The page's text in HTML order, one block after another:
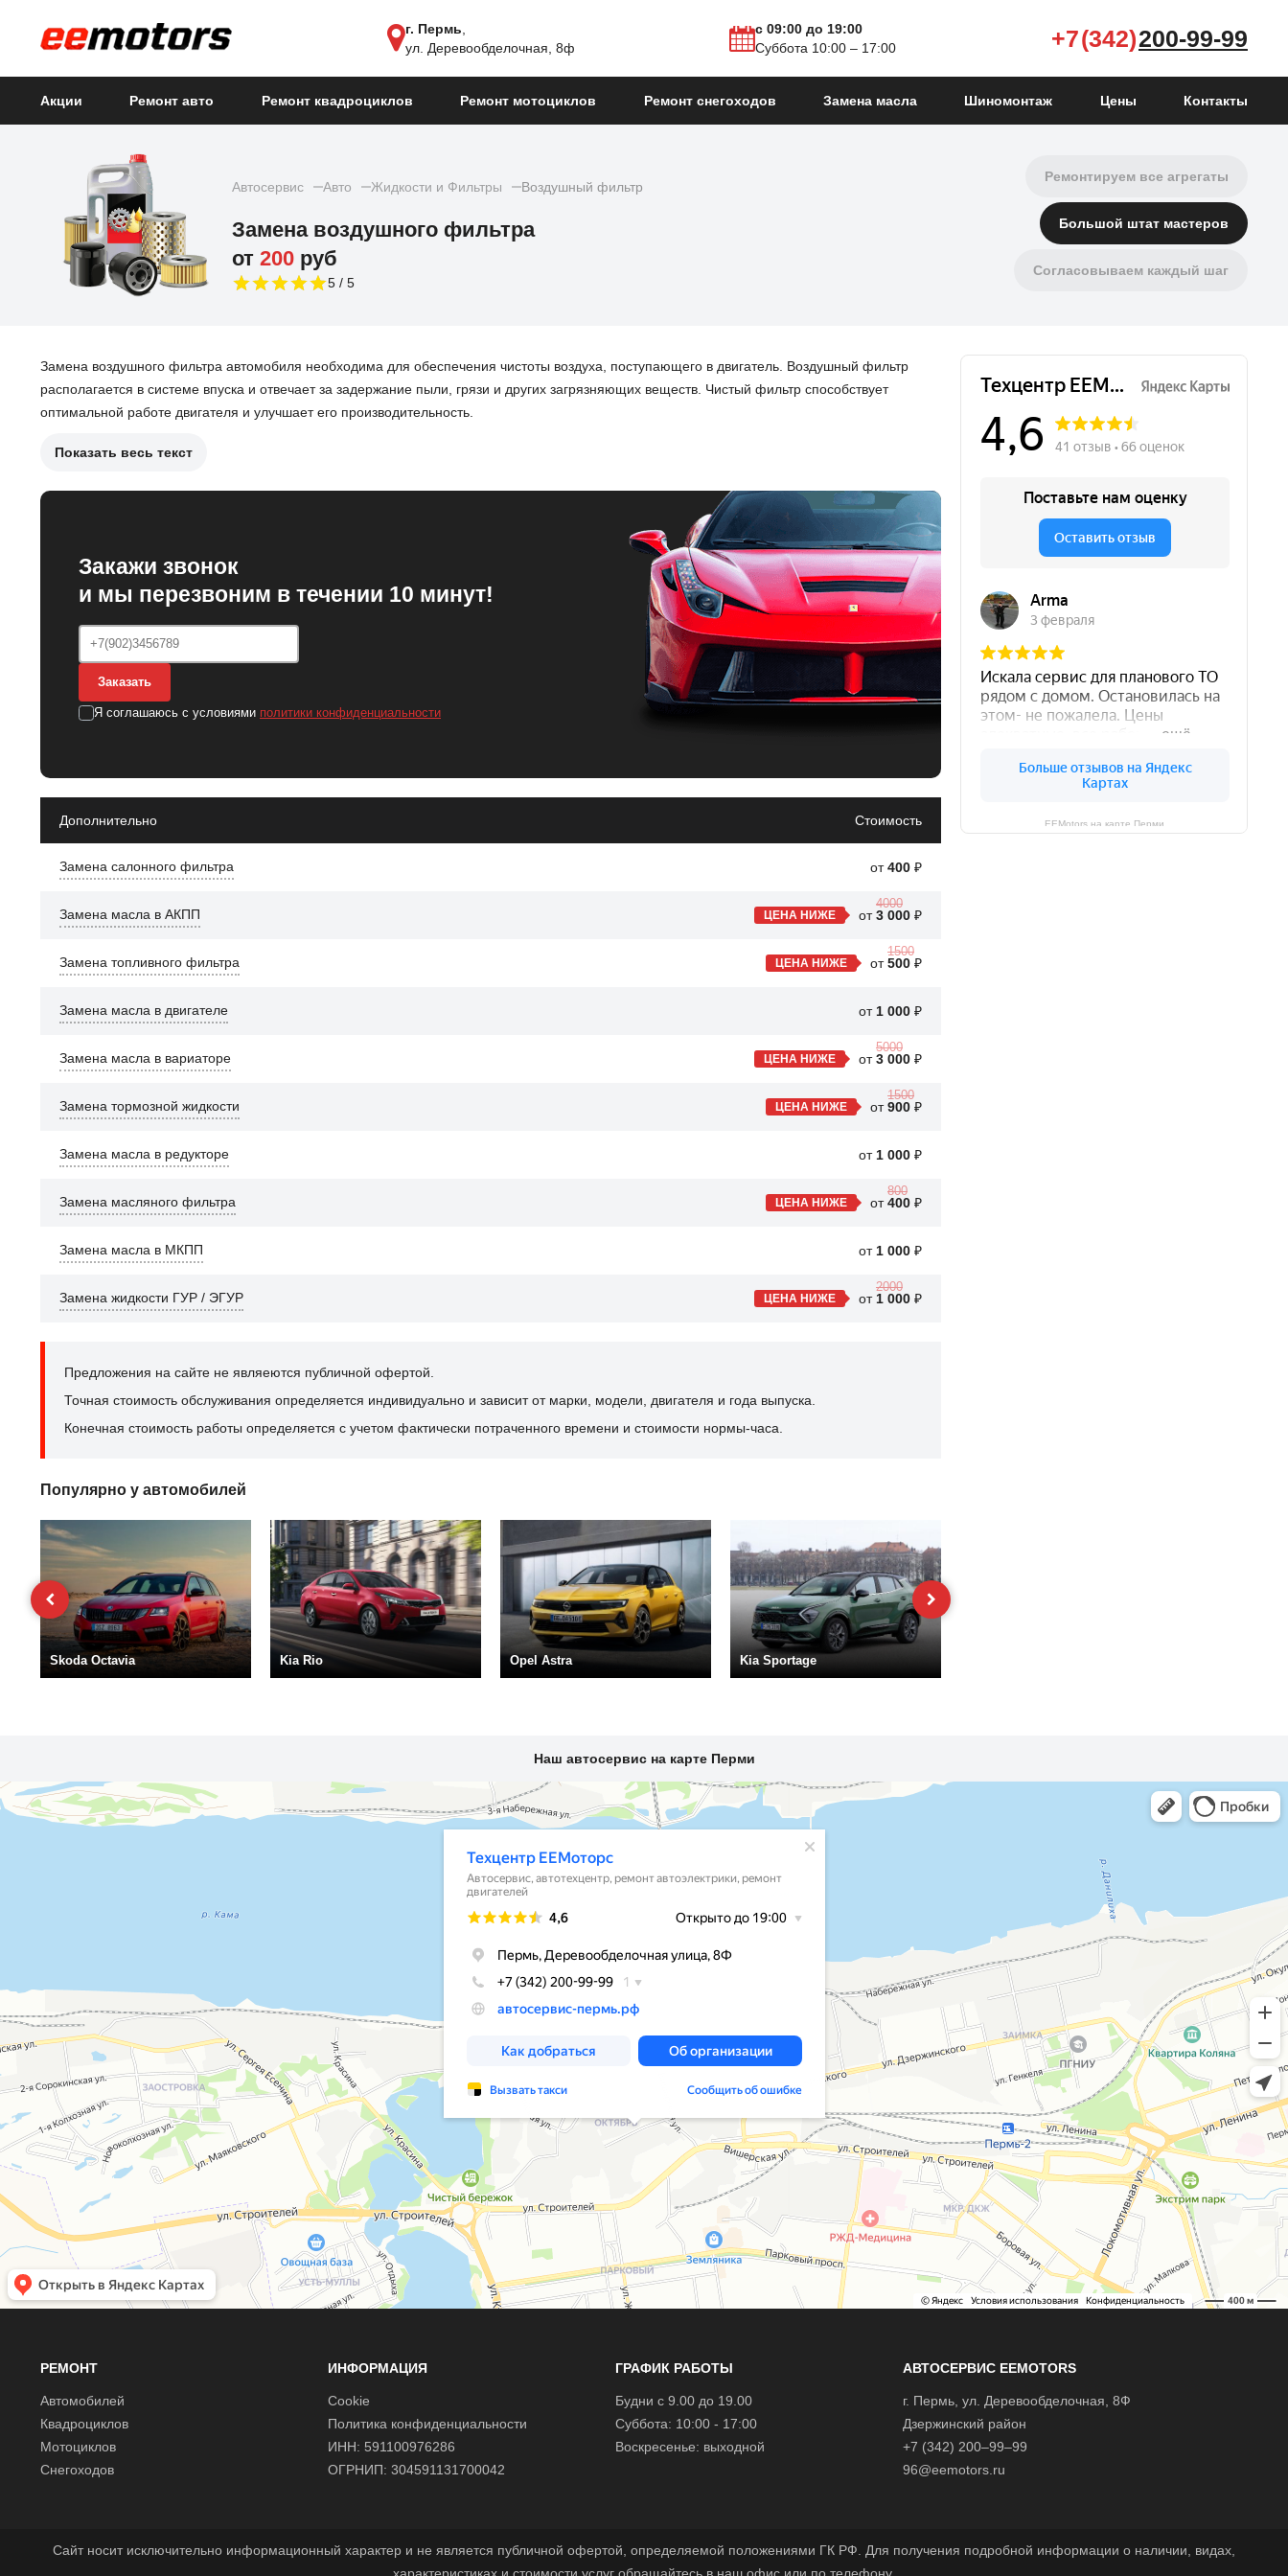
г. Пермь
ул. Деревообделочная, 8ф
с 09:00 до 19:00
Суббота 10:00 – 17:00
+7 (342)200-99-99
Акции Ремонт авто Ремонт квадроциклов Ремонт мотоциклов Ремонт снегоходов Замена масла Шиномонтаж Цены Контакты
Автосервис Авто Жидкости и Фильтры Воздушный фильтр
Замена воздушного фильтра
от 200 руб
5
Чиним автомобили уже 12 лет
Честная и адекватная цена
Много подъемников
Ремонтируем все агрегаты
Большой штат мастеров
Согласовываем каждый шаг
Чиним автомобили уже 12 лет
Честная и адекватная цена
Много подъемников
Ремонтируем все агрегаты
Большой штат мастеров
Согласовываем каждый шаг
Подберем запчасти для авто
Даём гарантию на ремонт
Замена воздушного фильтра автомобиля необходима для обеспечения чистоты воздуха, поступающего в двигатель. Воздушный фильтр
располагается в системе впуска и отвечает за задержание пыли, грязи и других загрязняющих веществ. Чистый фильтр способствует
оптимальной работе двигателя и улучшает его производительность.
Причины замены воздушного фильтра могут включать:
Увеличение расхода топлива.
После замены воздушного фильтра улучшится работа двигателя автомобиля . Это обеспечит более эффективное сгорание топлива и
повысит общую производительность силового агрегата.
Показать весь текст
Закажи звонок
и мы перезвоним в течении 10 минут!
Заказать
Я соглашаюсь с условиями политики конфиденциальности
Дополнительно Стоимость
Замена салонного фильтра от400 ₽
Замена масла в АКПП ЦЕНА НИЖЕ от
4000
3 000 ₽
Замена топливного фильтра ЦЕНА НИЖЕ от
1500
500 ₽
Замена масла в двигателе от 1 000 ₽
Замена масла в вариаторе ЦЕНА НИЖЕ от
5000
3 000 ₽
Замена тормозной жидкости ЦЕНА НИЖЕ от
1500
900 ₽
Замена масла в редукторе от 1 000 ₽
Замена масляного фильтра ЦЕНА НИЖЕ от
800
400 ₽
Замена масла в МКПП от 1 000 ₽
Замена жидкости ГУР / ЭГУР ЦЕНА НИЖЕ от
2000
1 000 ₽
Предложения на сайте не являеются публичной офертой.
Точная стоимость обслуживания определяется индивидуально и зависит от марки, модели, двигателя и года выпуска.
Конечная стоимость работы определяется с учетом фактически потраченного времени и стоимости нормы-часа.
Популярно у автомобилей
Skoda Octavia Kia Rio Opel Astra Kia Sportage
EEMotors на карте Перми
Наш автосервис на карте Перми
РЕМОНТ
Автомобилей
Квадроциклов
Мотоциклов
Снегоходов
ИНФОРМАЦИЯ
Cookie
Политика конфиденциальности
ИНН: 591100976286
ОГРНИП: 304591131700042
ГРАФИК РАБОТЫ
Будни с 9.00 до 19.00
Суббота: 10:00 - 17:00
Воскресенье: выходной
АВТОСЕРВИС EEMOTORS
г. Пермь , ул. Деревообделочная, 8Ф
Дзержинский район
+7 (342) 200–99–99
96@eemotors.ru
Сайт носит исключительно информационный характер и не является публичной офертой, определяемой положениями ГК РФ. Для получения подробной информации о наличии, видах,